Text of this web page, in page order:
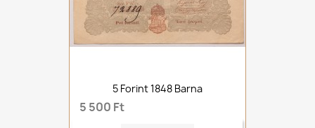
5 Forint 1848 Barna
5 500 Ft